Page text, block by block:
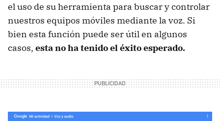
el uso de su herramienta para buscar y controlar
nuestros equipos móviles mediante la voz. Si
bien esta función puede ser útil en algunos
casos, esta no ha tenido el éxito esperado.